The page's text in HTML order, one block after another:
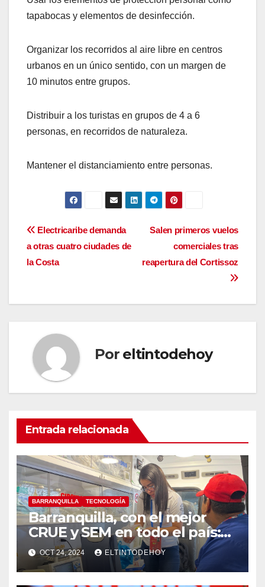
tapabocas y elementos de desinfección.
Organizar los recorridos al aire libre en centros
urbanos en un único sentido, con un margen de
10 minutos entre grupos.
Distribuir a los turistas en grupos de 4 a 6
personas, en recorridos de naturaleza.
Mantener el distanciamiento entre personas.
Navegación
de
Salen primeros vuelos
comerciales tras
reapertura del Cortissoz
Electricaribe demanda
a otras cuatro ciudades de
la Costa
Por eltintodehoy
Entrada relacionada
BARRANQUILLA TECNOLOGÍA
Barranquilla, con el mejor
CRUE y SEM en todo el país:
MinSalud
OCT 24, 2024 ELTINTODEHOY